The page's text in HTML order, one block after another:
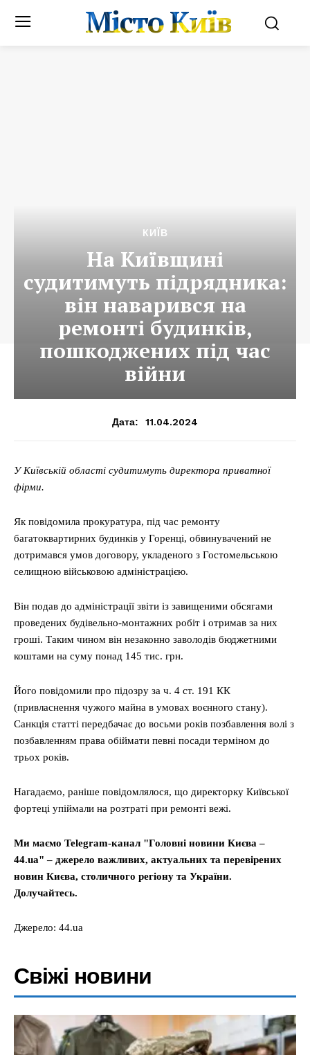
Місто Київ
КИЇВ
На Київщині
судитимуть підрядника:
він наварився на
ремонті будинків,
пошкоджених під час
війни
Дата: 11.04.2024
У Київській області судитимуть директора приватної
фірми.
Як повідомила прокуратура, під час ремонту
багатоквартирних будинків у Горенці, обвинувачений не
дотримався умов договору, укладеного з Гостомельською
селищною військовою адміністрацією.
Він подав до адміністрації звіти із завищеними обсягами
проведених будівельно-монтажних робіт і отримав за них
гроші. Таким чином він незаконно заволодів бюджетними
коштами на суму понад 145 тис. грн.
Його повідомили про підозру за ч. 4 ст. 191 КК
(привласнення чужого майна в умовах воєнного стану).
Санкція статті передбачає до восьми років позбавлення волі з
позбавленням права обіймати певні посади терміном до
трьох років.
Нагадаємо, раніше повідомлялося, що директорку Київської
фортеці упіймали на розтраті при ремонті вежі.
Ми маємо Telegram-канал "Головні новини Києва –
44.ua" – джерело важливих, актуальних та перевірених
новин Києва, столичного регіону та України.
Долучайтесь.
Джерело: 44.ua
Свіжі новини